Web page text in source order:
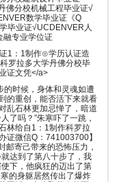
佛分校机械工程毕业证√
数学毕业证《Q
毕业证√UCDENVER人
融专业学位证
1：1制作⊙学历认证造
罗拉多大学丹佛分校毕
证文凭</a>
的时候，身体和灵魂如遭
的重创，能否活下来就看
乱石林更加忌惮了，暗道
了吗？”朱寒吓了一跳，
林给自1：1制作科罗拉
证微信Q：741003700】
邮寄己带来的恐怖压力，
达到了第八十步了，我
下，他疯狂的迈出了第
的身躯居然传出了爆炸